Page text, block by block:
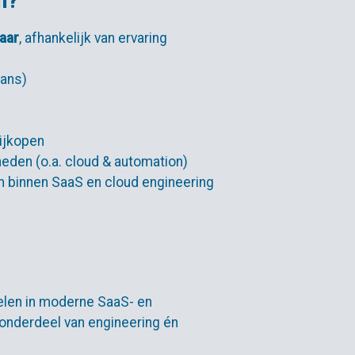
, afhankelijk van ervaring
(o.a. cloud & automation)
SaaS en cloud engineering
in moderne SaaS- en
van engineering én